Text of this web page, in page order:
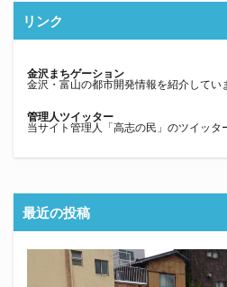
リンク
金沢まちゲーション
金沢・富山の都市開発情報を紹介してい
管理人ツイッター
当サイト管理人「高志の民」のツイッタ
最近の投稿